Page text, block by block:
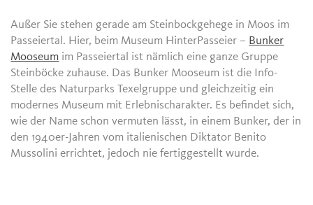
Außer Sie stehen gerade am Steinbockgehege in Moos im
Passeiertal. Hier, beim Museum HinterPasseier – Bunker
Mooseum im Passeiertal ist nämlich eine ganze Gruppe
Steinböcke zuhause. Das Bunker Mooseum ist die Info-
Stelle des Naturparks Texelgruppe und gleichzeitig ein
modernes Museum mit Erlebnischarakter. Es befindet sich,
wie der Name schon vermuten lässt, in einem Bunker, der in
den 1940er-Jahren vom italienischen Diktator Benito
Mussolini errichtet, jedoch nie fertiggestellt wurde.